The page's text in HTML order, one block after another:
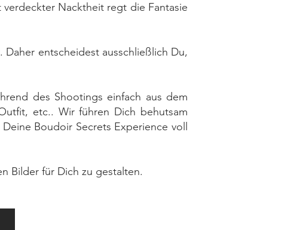
Nacktheit regt die Fantasie
entscheidest ausschließlich Du,
des Shootings einfach aus dem
etc.. Wir führen Dich behutsam
Boudoir Secrets Experience voll
Bilder für Dich zu gestalten.